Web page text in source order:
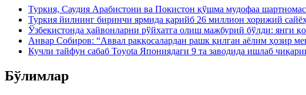
Туркия, Саудия Арабистони ва Покистон қўшма мудофаа
Туркия йилнинг биринчи ярмида қарийб 26 миллион хорижий
Ўзбекистонда ҳайвонларни рўйхатга олиш мажбурий бўлди: янги
Анвар Собиров: “Аввал раққосалардан рашк қилган аёлим ҳозир
Кучли тайфун сабаб Toyota Япониядаги 9 та заводида ишлаб
Бўлимлар